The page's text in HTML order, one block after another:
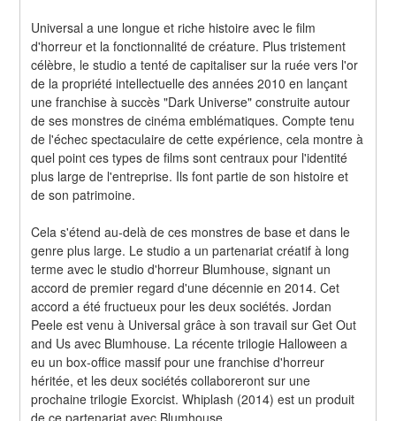
Universal a une longue et riche histoire avec le film
d'horreur et la fonctionnalité de créature. Plus tristement
célèbre, le studio a tenté de capitaliser sur la ruée vers l'or
de la propriété intellectuelle des années 2010 en lançant
une franchise à succès "Dark Universe" construite autour
de ses monstres de cinéma emblématiques. Compte tenu
de l'échec spectaculaire de cette expérience, cela montre à
quel point ces types de films sont centraux pour l'identité
plus large de l'entreprise. Ils font partie de son histoire et
de son patrimoine.
Cela s'étend au-delà de ces monstres de base et dans le
genre plus large. Le studio a un partenariat créatif à long
terme avec le studio d'horreur Blumhouse, signant un
accord de premier regard d'une décennie en 2014. Cet
accord a été fructueux pour les deux sociétés. Jordan
Peele est venu à Universal grâce à son travail sur Get Out
and Us avec Blumhouse. La récente trilogie Halloween a
eu un box-office massif pour une franchise d'horreur
héritée, et les deux sociétés collaboreront sur une
prochaine trilogie Exorcist. Whiplash (2014) est un produit
de ce partenariat avec Blumhouse.